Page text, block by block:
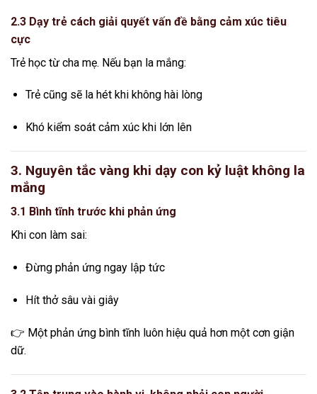
2.3 Dạy trẻ cách giải quyết vấn đề bằng cảm xúc tiêu
cực
Trẻ học từ cha mẹ. Nếu bạn la mắng:
Trẻ cũng sẽ la hét khi không hài lòng
Khó kiểm soát cảm xúc khi lớn lên
3. Nguyên tắc vàng khi dạy con kỷ luật không la
mắng
3.1 Bình tĩnh trước khi phản ứng
Khi con làm sai:
Đừng phản ứng ngay lập tức
Hít thở sâu vài giây
👉 Một phản ứng bình tĩnh luôn hiệu quả hơn một cơn giận
dữ.